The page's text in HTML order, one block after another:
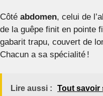
Côté abdomen, celui de
de la guêpe finit en pointe
gabarit trapu, couvert de
Chacun a sa spécialité !
Lire aussi :
Tout savoir